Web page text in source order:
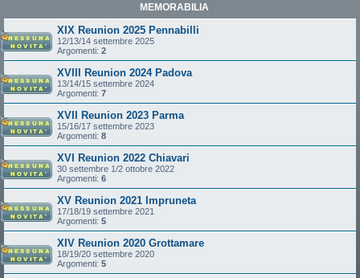
MEMORABILIA
XIX Reunion 2025 Pennabilli
12/13/14 settembre 2025
Argomenti: 2
XVIII Reunion 2024 Padova
13/14/15 settembre 2024
Argomenti: 7
XVII Reunion 2023 Parma
15/16/17 settembre 2023
Argomenti: 8
XVI Reunion 2022 Chiavari
30 settembre 1/2 ottobre 2022
Argomenti: 6
XV Reunion 2021 Impruneta
17/18/19 settembre 2021
Argomenti: 5
XIV Reunion 2020 Grottamare
18/19/20 settembre 2020
Argomenti: 5